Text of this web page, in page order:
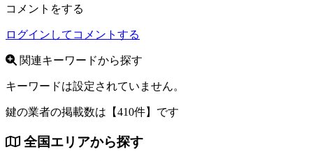
コメントをする
ログインしてコメントする
関連キーワードから探す
キーワードは設定されていません。
鍵の業者の掲載数は 【410件】 です
全国エリアから探す